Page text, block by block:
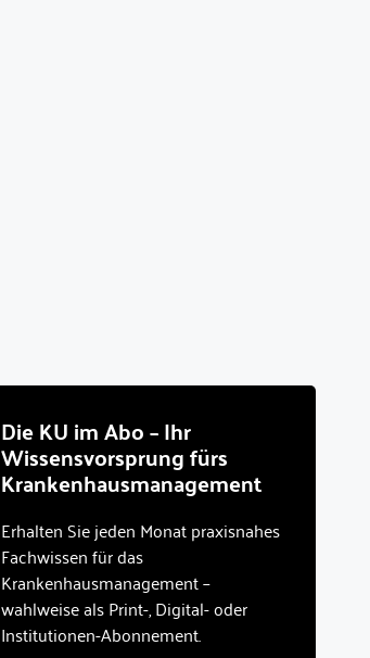
Die KU im Abo – Ihr
Wissensvorsprung fürs
Krankenhausmanagement
Erhalten Sie jeden Monat praxisnahes
Fachwissen für das
Krankenhausmanagement –
wahlweise als Print-, Digital- oder
Institutionen-Abonnement.